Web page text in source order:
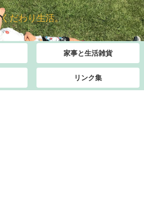
くだわり生活。
家事と生活雑貨
リンク集